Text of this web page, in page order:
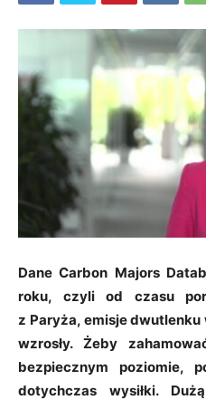
Dane Carbon Majors
roku, czyli od czasu
z Paryża, emisje dwutlenku
wzrosły. Żeby
bezpiecznym poziomie,
dotychczas wysiłki.